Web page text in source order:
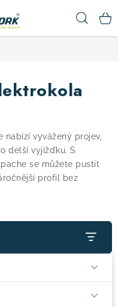
nabízí vyvážený projev,
delší vyjížďku. S
se můžete pustit
profil bez